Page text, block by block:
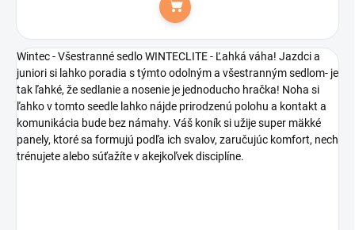
Do košíka
Wintec - Všestranné sedlo WINTECLITE - Ľahká váha! Jazdci a
juniori si lahko poradia s týmto odolným a všestranným sedlom- je
tak ľahké, že sedlanie a nosenie je jednoducho hračka! Noha si
ľahko v tomto seedle lahko nájde prirodzenú polohu a kontakt a
komunikácia bude bez námahy. Váš koník si užije super mäkké
panely, ktoré sa formujú podľa ich svalov, zaručujúc komfort, nech
trénujete alebo súťažíte v akejkoľvek disciplíne.